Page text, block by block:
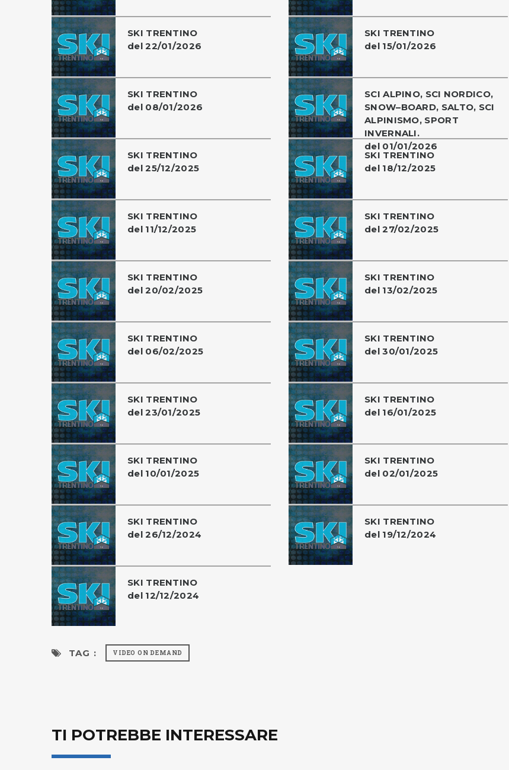
SKI TRENTINO
del 22/01/2026
SKI TRENTINO
del 15/01/2026
SKI TRENTINO
del 08/01/2026
SCI ALPINO, SCI NORDICO,
SNOW–BOARD, SALTO, SCI
ALPINISMO, SPORT
INVERNALI.
del 01/01/2026
SKI TRENTINO
del 25/12/2025
SKI TRENTINO
del 18/12/2025
SKI TRENTINO
del 11/12/2025
SKI TRENTINO
del 27/02/2025
SKI TRENTINO
del 20/02/2025
SKI TRENTINO
del 13/02/2025
SKI TRENTINO
del 06/02/2025
SKI TRENTINO
del 30/01/2025
SKI TRENTINO
del 23/01/2025
SKI TRENTINO
del 16/01/2025
SKI TRENTINO
del 10/01/2025
SKI TRENTINO
del 02/01/2025
SKI TRENTINO
del 26/12/2024
SKI TRENTINO
del 19/12/2024
SKI TRENTINO
del 12/12/2024
TAG : VIDEO ON DEMAND
TI POTREBBE INTERESSARE